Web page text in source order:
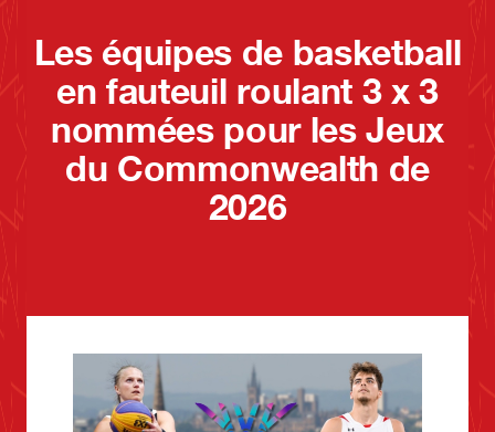
Les équipes de basketball
en fauteuil roulant 3 x 3
nommées pour les Jeux
du Commonwealth de
2026